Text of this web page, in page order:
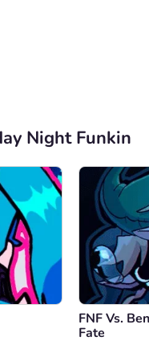
Night Funkin
FNF Vs.
Fate